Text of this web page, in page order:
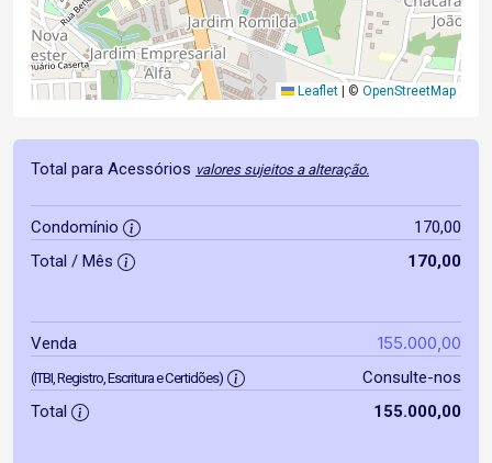
Leaflet © OpenStreetMap
Total para Acessórios valores sujeitos a alteração.
Condomínio
170,00
Total / Mês
170,00
Venda 155.000,00
(ITBI, Registro, Escritura e Certidões)
Consulte-nos
Total
155.000,00